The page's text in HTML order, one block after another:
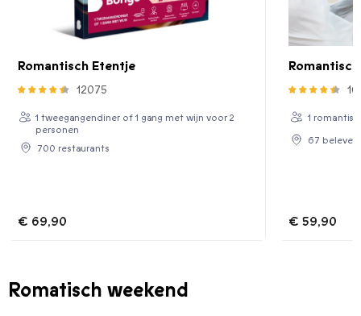
Romantisch Etentje
12075
1 tweegangendiner of 1 gang met wijn voor 2
personen
700 restaurants
€ 69,90
1
67
€ 59,90
Romatisch weekend